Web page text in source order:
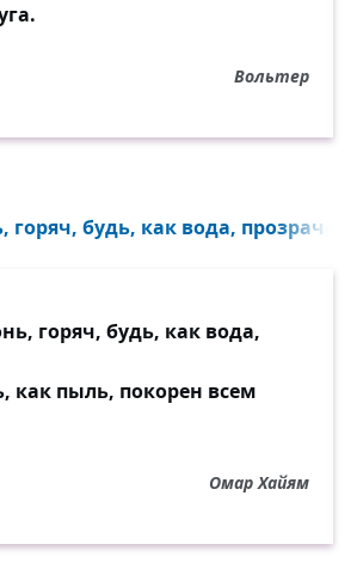
Вольтер
горяч, будь, как вода,
горяч, будь, как вода,
как пыль, покорен всем
Омар Хайям